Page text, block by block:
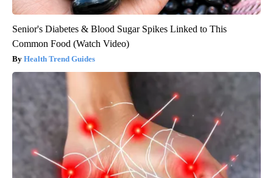
Senior's Diabetes & Blood Sugar Spikes Linked to This
Common Food (Watch Video)
Health Trend Guides